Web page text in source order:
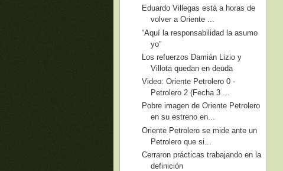
Eduardo Villegas está a horas de
volver a Oriente ...
“Aquí la responsabilidad la asumo
yo”
Los refuerzos Damián Lizio y
Villota quedan en deuda
Video: Oriente Petrolero 0 -
Petrolero 2 (Fecha 3 ...
Pobre imagen de Oriente Petrolero
en su estreno en...
Oriente Petrolero se mide ante un
Petrolero que si...
Cerraron prácticas trabajando en la
definición